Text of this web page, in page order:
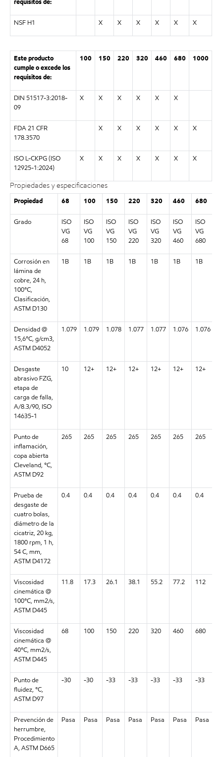
requisitos de:
NSF H1 X X X X X X
Este producto
cumple o excede los
requisitos de:
100 150 220 320 460 680 1000
DIN 51517-3:2018-
09
X X X X X X
FDA 21 CFR
178.3570
X X X X X X
ISO L-CKPG (ISO
12925-1:2024)
X X X X X X X
Propiedades y especificaciones
Propiedad 68 100 150 220 320 460 680
Grado
ISO
VG
68
ISO
VG
100
ISO
VG
150
ISO
VG
220
ISO
VG
320
ISO
VG
460
ISO
VG
680
Corrosión en
lámina de
cobre, 24 h,
100°C,
Clasificación,
ASTM D130
1B 1B 1B 1B 1B 1B 1B
Densidad @
15,6°C, g/cm3,
ASTM D4052
1.079 1.079 1.078 1.077 1.077 1.076 1.076
Desgaste
abrasivo FZG,
etapa de
carga de falla,
A/8.3/90, ISO
14635-1
10 12+ 12+ 12+ 12+ 12+ 12+
Punto de
inflamación,
copa abierta
Cleveland, °C,
ASTM D92
265 265 265 265 265 265 265
Prueba de
desgaste de
cuatro bolas,
diámetro de la
cicatriz, 20 kg,
1800 rpm, 1 h,
54 C, mm,
ASTM D4172
0.4 0.4 0.4 0.4 0.4 0.4 0.4
Viscosidad
cinemática @
100°C, mm2/s,
ASTM D445
11.8 17.3 26.1 38.1 55.2 77.2 112
Viscosidad
cinemática @
40°C, mm2/s,
ASTM D445
68 100 150 220 320 460 680
Punto de
fluidez, °C,
ASTM D97
-30 -30 -33 -33 -33 -33 -33
Prevención de
herrumbre,
Procedimiento
A, ASTM D665
Pasa Pasa Pasa Pasa Pasa Pasa Pasa